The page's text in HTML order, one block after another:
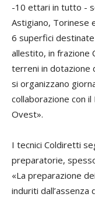
-10 ettari in tutto -
Astigiano, Torinese
6 superfici
allestito, in frazione
terreni in dotazione
si organizzano
collaborazione con
Ovest».
I tecnici Coldiretti
preparatorie,
«La preparazione
induriti